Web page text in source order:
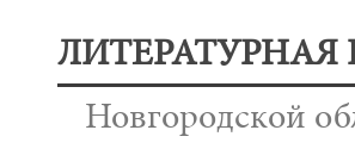
ЛИТЕРАТУРНАЯ
Новгородской